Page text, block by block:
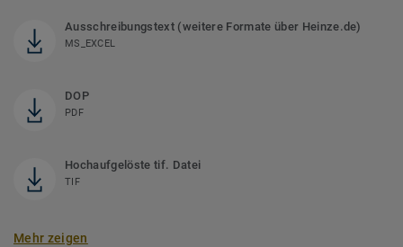
Ausschreibungstext (weitere Formate über Heinze.de)
MS_EXCEL
DOP
PDF
Hochaufgelöste tif. Datei
TIF
Mehr zeigen